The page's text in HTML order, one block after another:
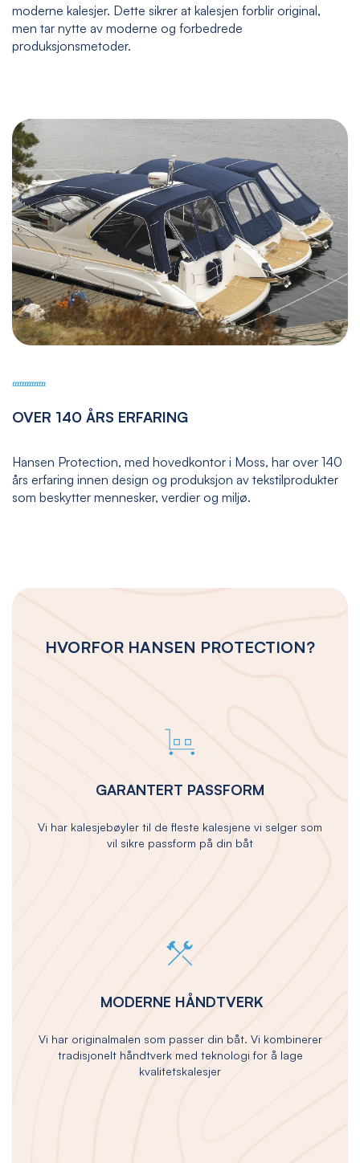
moderne kalesjer. Dette sikrer at kalesjen forblir original,
men tar nytte av moderne og forbedrede
produksjonsmetoder.
OVER 140 ÅRS ERFARING
Hansen Protection, med hovedkontor i Moss, har over 140
års erfaring innen design og produksjon av tekstilprodukter
som beskytter mennesker, verdier og miljø.
HVORFOR HANSEN PROTECTION?
GARANTERT PASSFORM
Vi har kalesjebøyler til de fleste kalesjene vi selger som
vil sikre passform på din båt
MODERNE HÅNDTVERK
Vi har originalmalen som passer din båt. Vi kombinerer
tradisjonelt håndtverk med teknologi for å lage
kvalitetskalesjer